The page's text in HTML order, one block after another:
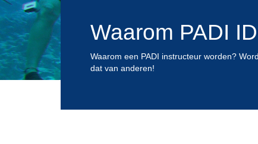
Waarom PADI
Waarom een PADI instructeur worden?
dat van anderen!